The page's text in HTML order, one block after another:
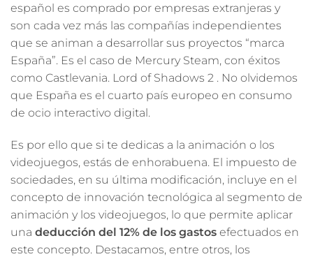
español es comprado por empresas extranjeras y
son cada vez más las compañías independientes
que se animan a desarrollar sus proyectos “marca
España”. Es el caso de Mercury Steam, con éxitos
como Castlevania. Lord of Shadows 2 . No olvidemos
que España es el cuarto país europeo en consumo
de ocio interactivo digital.
Es por ello que si te dedicas a la animación o los
videojuegos, estás de enhorabuena. El impuesto de
sociedades, en su última modificación, incluye en el
concepto de innovación tecnológica al segmento de
animación y los videojuegos, lo que permite aplicar
una deducción del 12% de los gastos efectuados en
este concepto. Destacamos, entre otros, los